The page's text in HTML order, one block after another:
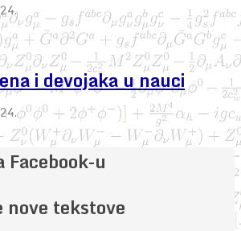
i devojaka u nauci
Facebook-u
tekstove